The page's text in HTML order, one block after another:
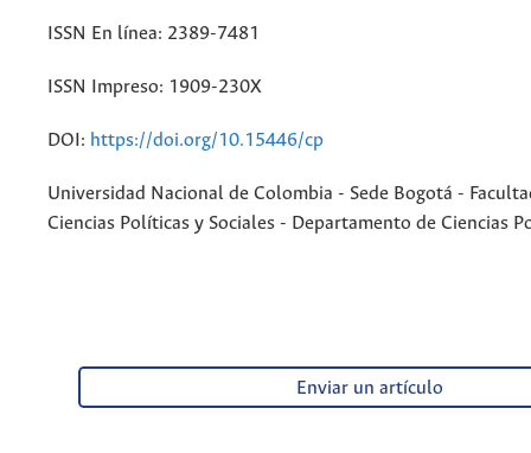
ISSN En línea: 2389-7481
ISSN Impreso: 1909-230X
DOI: https://doi.org/10.15446/cp
Universidad Nacional de Colombia - Sede Bogotá -
Ciencias Políticas y Sociales - Departamento de Ciencias
Enviar un artículo